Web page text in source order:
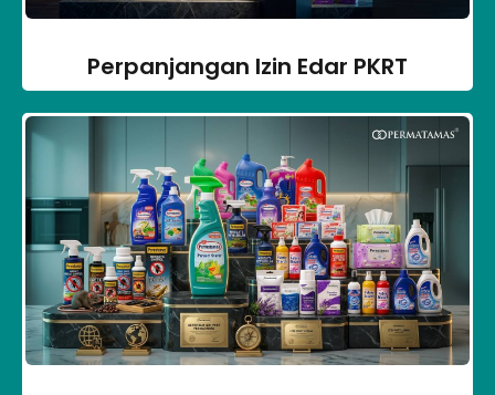
Perpanjangan Izin Edar PKRT